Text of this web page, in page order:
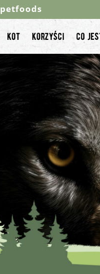
petfoods
kot korzyści co